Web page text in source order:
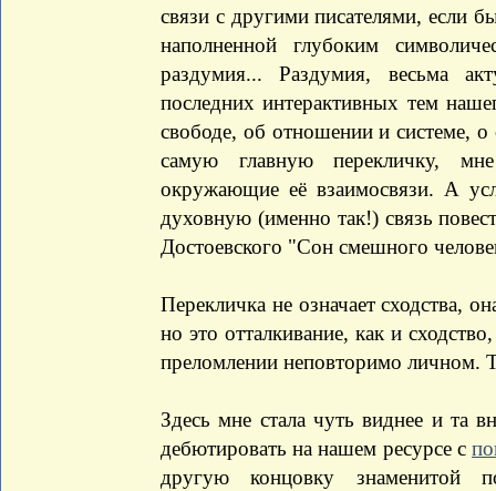
связи с другими писателями, если
наполненной глубоким
раздумия... Раздумия, весьма
последних интерактивных тем
свободе, об отношении и системе, о
самую главную перекличку,
окружающие её взаимосвязи. А
духовную (именно так!) связь
Достоевского "Сон смешного
Перекличка не означает сходства,
но это отталкивание, как и
преломлении неповторимо личном.
Здесь мне стала чуть виднее и та
дебютировать на нашем ресурсе с
другую концовку